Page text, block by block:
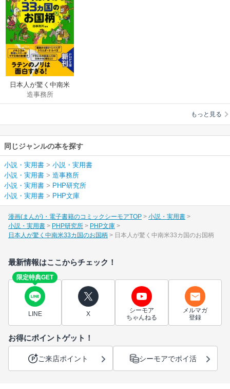
日本人が驚く中南米
33カ国のお国柄
造事務所
もっと見る
同じジャンルの本を探す
小説・実用書 > 小説・実用書
小説・実用書 > 造事務所
小説・実用書 > PHP研究所
小説・実用書 > PHP文庫
漫画(まんが)・電子書籍のコミックシーモアTOP
小説・実用書
小説・実用書
PHP研究所
PHP文庫
日本人が驚く中南米33カ国のお国柄
日本人が驚く中南米33カ国のお国柄
最新情報はここからチェック！
限定特典GET
LINE X
シーモア
ちゃんねる
メルマガ
登録
お得にポイントゲット！
ご来店ポイント シーモアでポイ活